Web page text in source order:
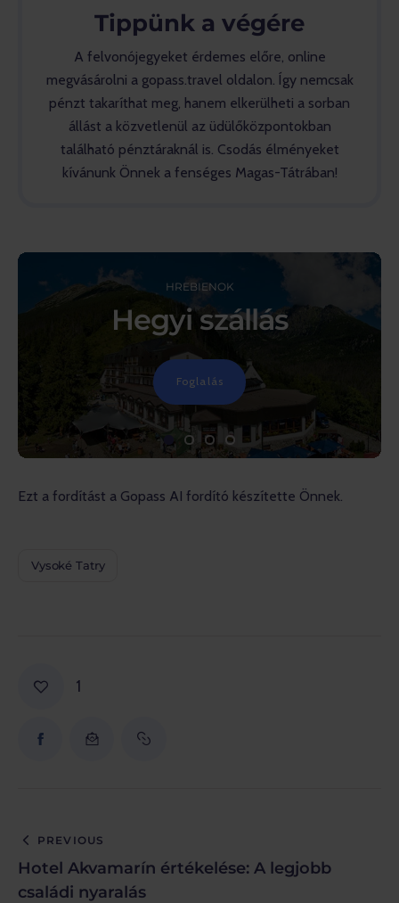
Tippünk a végére
A felvonójegyeket érdemes előre, online
megvásárolni a gopass.travel oldalon. Így nemcsak
pénzt takaríthat meg, hanem elkerülheti a sorban
állást a közvetlenül az üdülőközpontokban
található pénztáraknál is. Csodás élményeket
kívánunk Önnek a fenséges Magas-Tátrában!
HREBIENOK
Hegyi szállás
Foglalás
Ezt a fordítást a Gopass AI fordító készítette Önnek.
Vysoké Tatry
1
PREVIOUS
Hotel Akvamarín értékelése: A legjobb
családi nyaralás